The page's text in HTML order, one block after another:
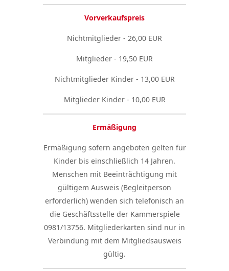
Vorverkaufspreis
Nichtmitglieder - 26,00 EUR
Mitglieder - 19,50 EUR
Nichtmitglieder Kinder - 13,00 EUR
Mitglieder Kinder - 10,00 EUR
Ermäßigung
Ermäßigung sofern angeboten gelten für
Kinder bis einschließlich 14 Jahren.
Menschen mit Beeinträchtigung mit
gültigem Ausweis (Begleitperson
erforderlich) wenden sich telefonisch an
die Geschäftsstelle der Kammerspiele
0981/13756. Mitgliederkarten sind nur in
Verbindung mit dem Mitgliedsausweis
gültig.